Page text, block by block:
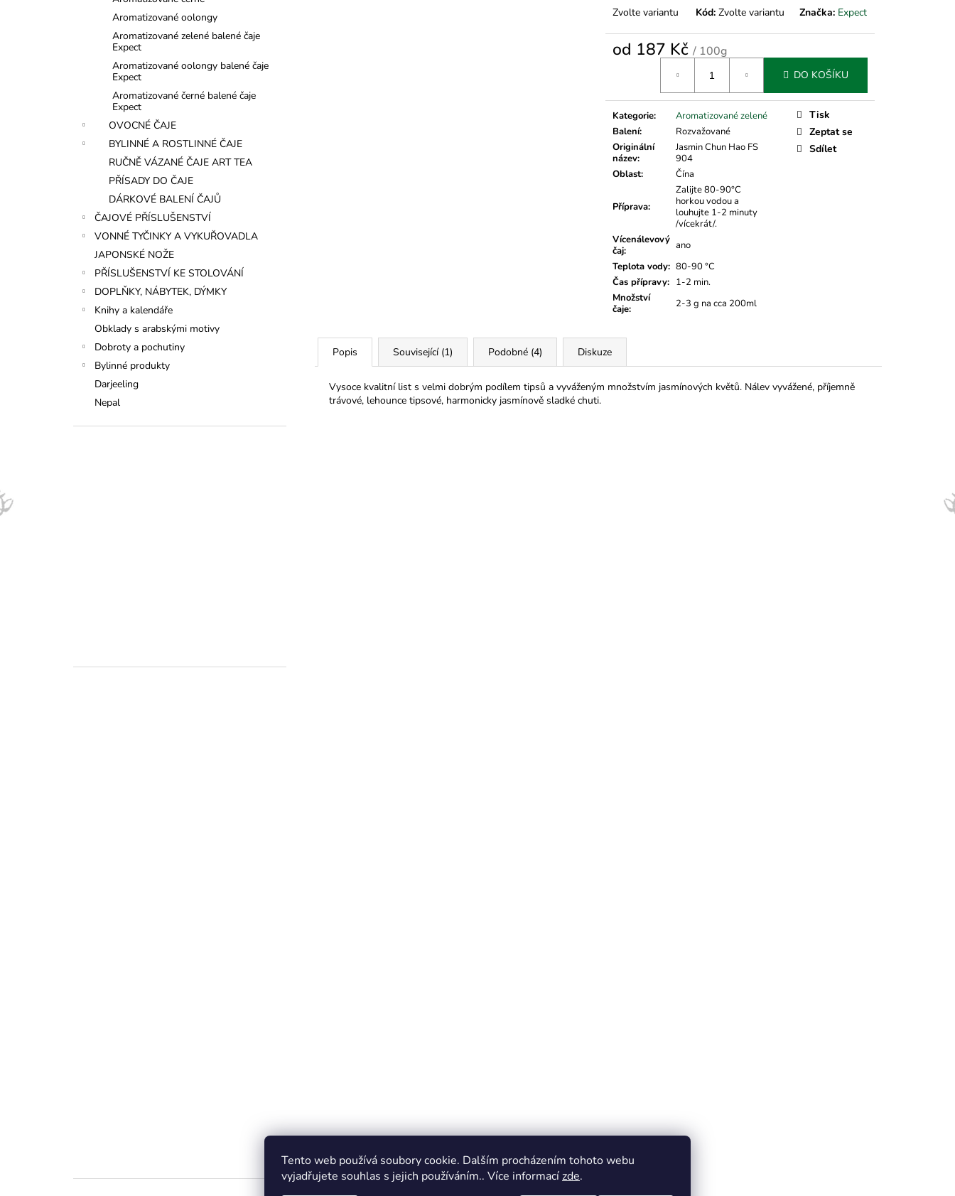
Tento web používá soubory cookie. Dalším procházením tohoto webu
vyjadřujete souhlas s jejich používáním.. Více informacízde.
Aromatizované oolongy
Aromatizované zelené balené čaje
Expect
Aromatizované oolongy balené čaje
Expect
Aromatizované černé balené čaje
Expect
OVOCNÉ ČAJE
BYLINNÉ A ROSTLINNÉ ČAJE
RUČNĚ VÁZANÉ ČAJE ART TEA
PŘÍSADY DO ČAJE
DÁRKOVÉ BALENÍ ČAJŮ
ČAJOVÉ PŘÍSLUŠENSTVÍ
VONNÉ TYČINKY A VYKUŘOVADLA
JAPONSKÉ NOŽE
PŘÍSLUŠENSTVÍ KE STOLOVÁNÍ
DOPLŇKY, NÁBYTEK, DÝMKY
Knihy a kalendáře
Obklady s arabskými motivy
Dobroty a pochutiny
Bylinné produkty
Darjeeling
Nepal
Zvolte variantu Kód: Zvolte variantu Značka: Expect
od 187 Kč / 100g
DO KOŠÍKU
Kategorie:
Aromatizované zelené
Balení:
Rozvažované
Originální
název:
Jasmin Chun Hao FS
904
Oblast: Čína
Příprava:
Zalijte 80-90°C
horkou vodou a
louhujte 1-2 minuty
/vícekrát/.
Vícenálevový
čaj:
ano
Teplota vody: 80-90 °C
Čas přípravy: 1-2 min.
Množství
čaje: 2-3 g na cca 200ml
Tisk
Zeptat se
Sdílet
Popis Související (1) Podobné (4) Diskuze
Vysoce kvalitní list s velmi dobrým podílem tipsů a vyváženým množstvím jasmínových květů. Nálev vyvážené, příjemně
trávové, lehounce tipsové, harmonicky jasmínově sladké chuti.